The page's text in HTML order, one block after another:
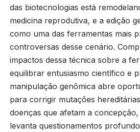
das biotecnologias está
medicina reprodutiva, e a edição
como uma das ferramentas mais
controversas desse cenário.
impactos dessa técnica sobre a
equilibrar entusiasmo científico e
manipulação genômica abre
para corrigir mutações
doenças que afetam a
levanta questionamentos